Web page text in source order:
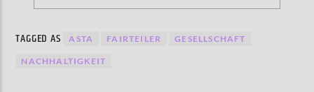
TAGGED AS ASTA FAIRTEILER GESELLSCHAFT
NACHHALTIGKEIT